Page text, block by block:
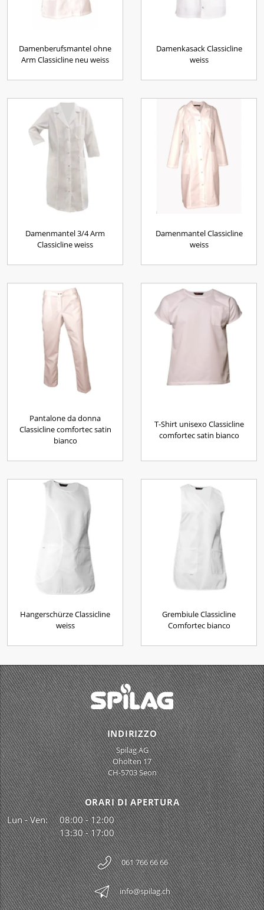
Damenberufsmantel ohne
Arm Classicline neu weiss
Damenkasack Classicline
weiss
Damenmantel 3/4 Arm
Classicline weiss
Damenmantel Classicline
weiss
Pantalone da donna
Classicline comfortec satin
bianco
T-Shirt unisexo Classicline
comfortec satin bianco
Hangerschürze Classicline
weiss
Grembiule Classicline
Comfortec bianco
INDIRIZZO
Spilag AG
Oholten 17
CH-5703 Seon
ORARI DI APERTURA
Lun - Ven:
08:00 - 12:00
13:30 - 17:00
061 766 66 66
info@spilag.ch